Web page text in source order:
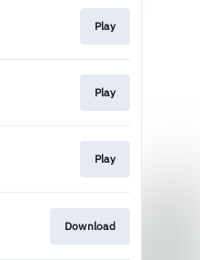
Play
Play
Play
Download